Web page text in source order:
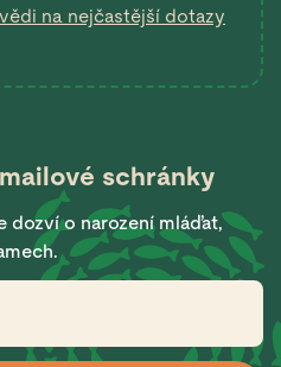
na nejčastější dotazy
schránky
dozví o narození mláďat,